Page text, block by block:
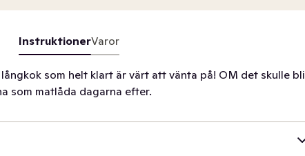
InstruktionerVaror
som helt klart är värt att vänta på! OM det skulle bli
som matlåda dagarna efter.